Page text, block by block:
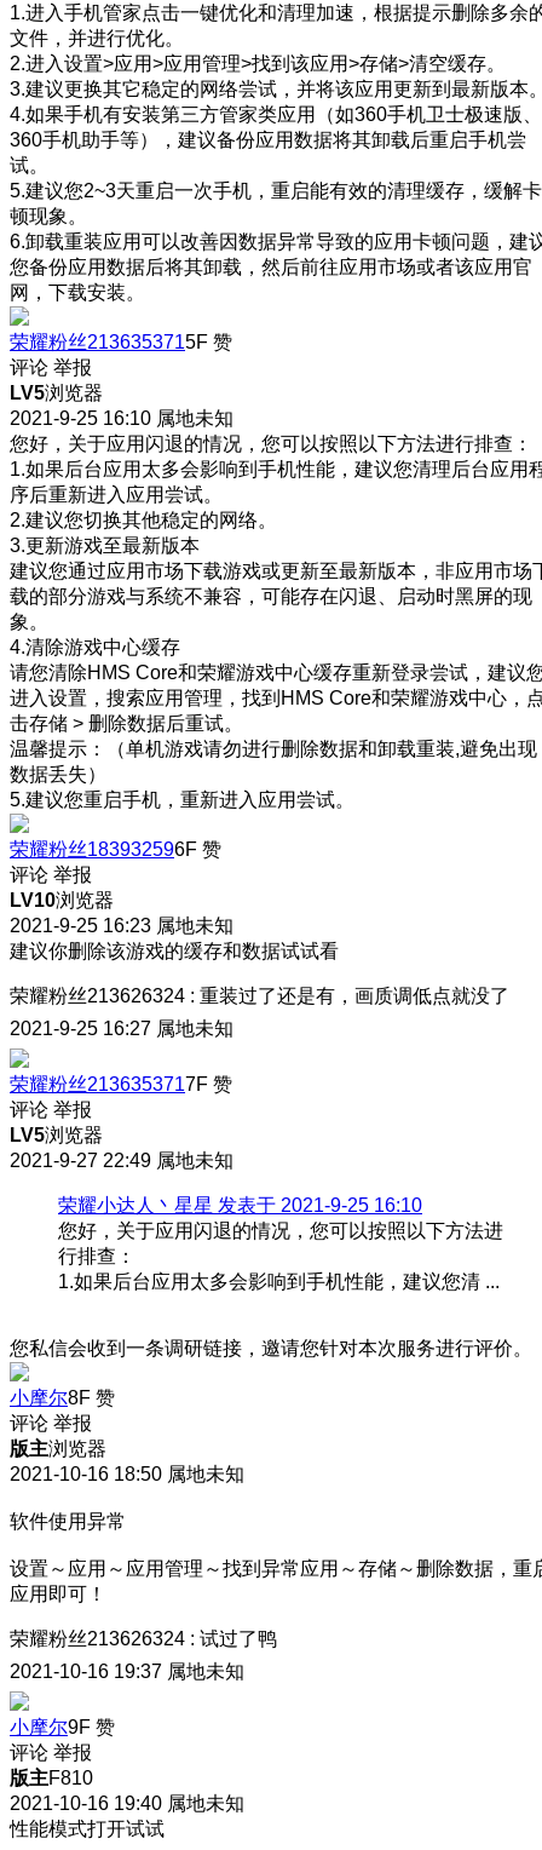
1.进入手机管家点击一键优化和清理加速，根据提示删除多余
文件，并进行优化。
2.进入设置>应用>应用管理>找到该应用>存储>清空缓存。
3.建议更换其它稳定的网络尝试，并将该应用更新到最新版本
4.如果手机有安装第三方管家类应用（如360手机卫士极速版、
360手机助手等），建议备份应用数据将其卸载后重启手机尝
试。
5.建议您2~3天重启一次手机，重启能有效的清理缓存，缓解卡
顿现象。
6.卸载重装应用可以改善因数据异常导致的应用卡顿问题，建
您备份应用数据后将其卸载，然后前往应用市场或者该应用官
网，下载安装。
荣耀粉丝2136353715F 赞
评论 举报
LV5浏览器
2021-9-25 16:10 属地未知
您好，关于应用闪退的情况，您可以按照以下方法进行排查：
1.如果后台应用太多会影响到手机性能，建议您清理后台应用
序后重新进入应用尝试。
2.建议您切换其他稳定的网络。
3.更新游戏至最新版本
建议您通过应用市场下载游戏或更新至最新版本，非应用市场
载的部分游戏与系统不兼容，可能存在闪退、启动时黑屏的现
象。
4.清除游戏中心缓存
请您清除HMS Core和荣耀游戏中心缓存重新登录尝试，建议
进入设置，搜索应用管理，找到HMS Core和荣耀游戏中心，
击存储 > 删除数据后重试。
温馨提示：（单机游戏请勿进行删除数据和卸载重装,避免出现
数据丢失）
5.建议您重启手机，重新进入应用尝试。
荣耀粉丝183932596F 赞
评论 举报
LV10浏览器
2021-9-25 16:23 属地未知
建议你删除该游戏的缓存和数据试试看
荣耀粉丝213626324 : 重装过了还是有，画质调低点就没了
2021-9-25 16:27 属地未知
荣耀粉丝2136353717F 赞
评论 举报
LV5浏览器
2021-9-27 22:49 属地未知
荣耀小达人丶星星 发表于 2021-9-25 16:10
您好，关于应用闪退的情况，您可以按照以下方法进
行排查：
1.如果后台应用太多会影响到手机性能，建议您清 ...
您私信会收到一条调研链接，邀请您针对本次服务进行评价。
小摩尔8F 赞
评论 举报
版主浏览器
2021-10-16 18:50 属地未知
软件使用异常
设置～应用～应用管理～找到异常应用～存储～删除数据，重
应用即可！
荣耀粉丝213626324 : 试过了鸭
2021-10-16 19:37 属地未知
小摩尔9F 赞
评论 举报
版主F810
2021-10-16 19:40 属地未知
性能模式打开试试